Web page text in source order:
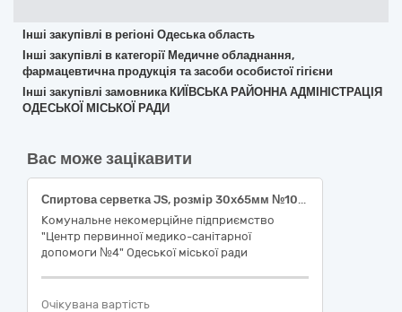
Інші закупівлі в регіоні Одеська область
Інші закупівлі в категорії Медичне обладнання,
фармацевтична продукція та засоби особистої гігієни
Інші закупівлі замовника КИЇВСЬКА РАЙОННА АДМІНІСТРАЦІЯ
ОДЕСЬКОЇ МІСЬКОЇ РАДИ
Вас може зацікавити
Спиртова серветка JS, розмір 30х65мм №100, Серветки дезінфекційні "НЕОСТЕРИЛ ФОРМУЛА 1" (рулон 100шт.)
Комунальне некомерційне підприємство
"Центр первинної медико-санітарної
допомоги №4" Одеської міської ради
Очікувана вартість